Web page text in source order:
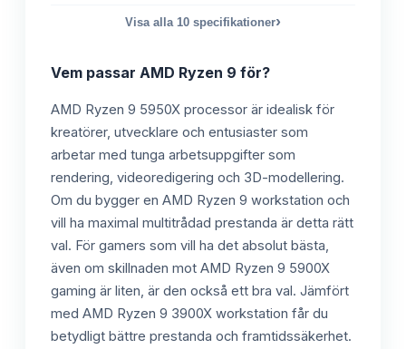
Visa alla 10 specifikationer›
Vem passar AMD Ryzen 9 för?
AMD Ryzen 9 5950X processor är idealisk för
kreatörer, utvecklare och entusiaster som
arbetar med tunga arbetsuppgifter som
rendering, videoredigering och 3D-modellering.
Om du bygger en AMD Ryzen 9 workstation och
vill ha maximal multitrådad prestanda är detta rätt
val. För gamers som vill ha det absolut bästa,
även om skillnaden mot AMD Ryzen 9 5900X
gaming är liten, är den också ett bra val. Jämfört
med AMD Ryzen 9 3900X workstation får du
betydligt bättre prestanda och framtidssäkerhet.